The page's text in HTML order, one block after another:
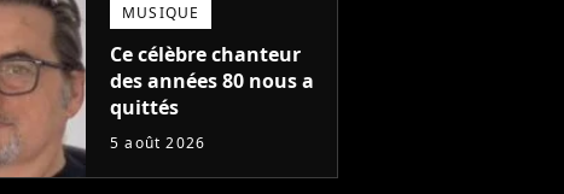
mondial
MUSIQUE
Ce célèbre chanteur
des années 80 nous a
quittés
5 août 2026